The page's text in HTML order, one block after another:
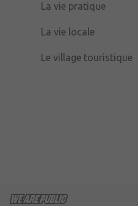
La vie pratique
La vie locale
Le village touristique